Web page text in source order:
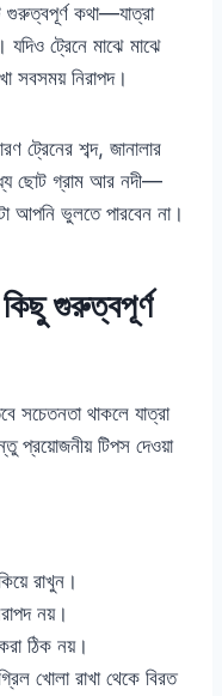
গুরুত্বপূর্ণ কথা—যাত্রা
যদিও ট্রেনে মাঝে মাঝে
সবসময় নিরাপদ।
শব্দ, জানালার
ছোট গ্রাম আর নদী—
আপনি ভুলতে পারবেন না।
গুরুত্বপূর্ণ
সচেতনতা থাকলে যাত্রা
প্রয়োজনীয় টিপস দেওয়া
রাখুন।
নয়।
ঠিক নয়।
খোলা রাখা থেকে বিরত